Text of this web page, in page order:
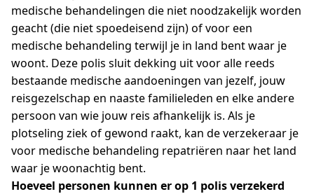
medische behandelingen die niet noodzakelijk worden
geacht (die niet spoedeisend zijn) of voor een
medische behandeling terwijl je in land bent waar je
woont. Deze polis sluit dekking uit voor alle reeds
bestaande medische aandoeningen van jezelf, jouw
reisgezelschap en naaste familieleden en elke andere
persoon van wie jouw reis afhankelijk is. Als je
plotseling ziek of gewond raakt, kan de verzekeraar je
voor medische behandeling repatriëren naar het land
waar je woonachtig bent.
Hoeveel personen kunnen er op 1 polis verzekerd